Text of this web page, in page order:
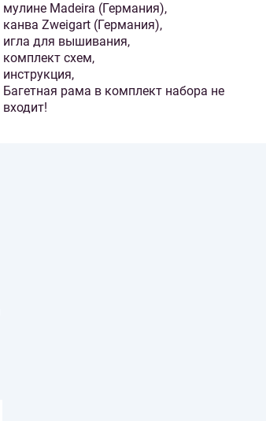
мулине Madeira (Германия),
канва Zweigart (Германия),
игла для вышивания,
комплект схем,
инструкция,
Багетная рама в комплект набора не
входит!